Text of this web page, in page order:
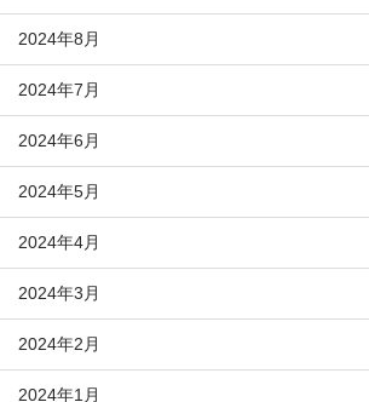
2024年8月
2024年7月
2024年6月
2024年5月
2024年4月
2024年3月
2024年2月
2024年1月